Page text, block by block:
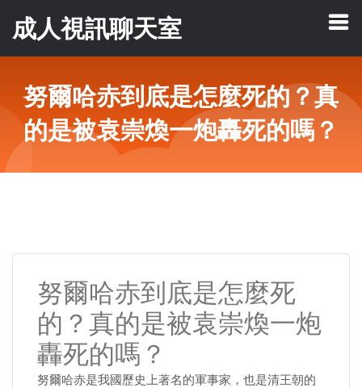
成人視訊聊天室
努爾哈赤到底是怎麼死的？真
的是被袁崇煥一炮轟死的嗎？
努爾哈赤到底是怎麼死
的？真的是被袁崇煥一炮
轟死的嗎？
努爾哈赤是我國歷史上著名的軍事家，也是清王朝的